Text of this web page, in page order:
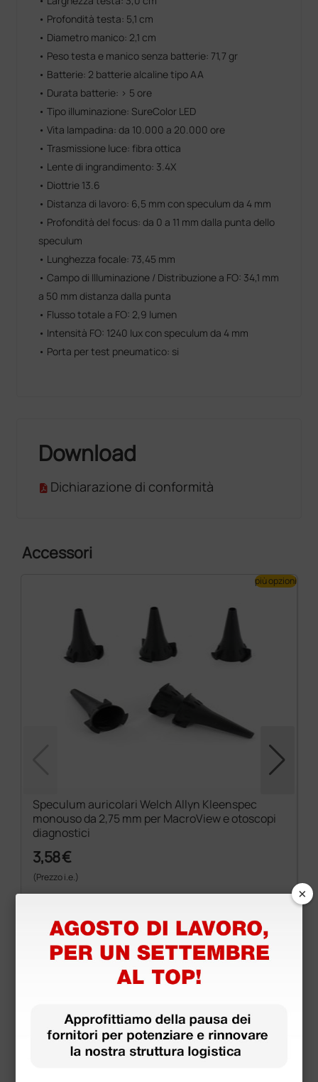
• Profondità testa: 5,1 cm
• Diametro manico: 2,1 cm
• Peso testa e manico senza batterie: 71,7 gr
• Batterie: 2 batterie alcaline tipo AA
• Durata batterie: > 5 ore
• Tipo illuminazione: SureColor LED
• Vita lampadina: da 10.000 a 20.000 ore
• Trasmissione luce: fibra ottica
• Lente di ingrandimento: 3.4X
• Diottrie 13.6
• Distanza di lavoro: 6,5 mm con speculum da 4 mm
• Profondità del focus: da 0 a 11 mm dalla punta dello
speculum
• Lunghezza focale: 73,45 mm
• Campo di Illuminazione / Distribuzione a FO: 34,1 mm
a 50 mm distanza dalla punta
• Flusso totale a FO: 2,9 lumen
• Intensità FO: 1240 lux con speculum da 4 mm
• Porta per test pneumatico: si
Download
Dichiarazione di conformità
Accessori
Speculum auricolari Welch Allyn Kleenspec
monouso da 2,75 mm per MacroView e otoscopi
diagnostici
3,58 €
(Prezzo i.e.)
34 pezzi
più opzioni
Prodotti simili e correlati
×